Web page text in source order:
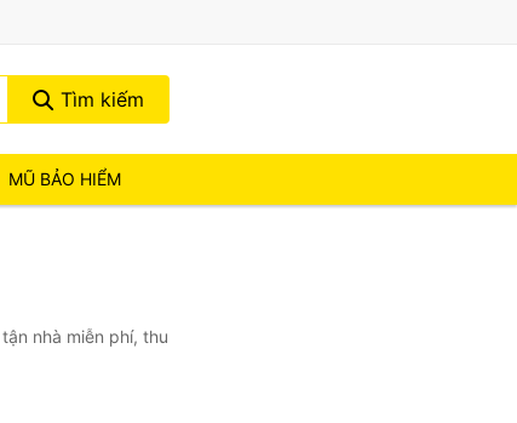
Tìm kiếm
MŨ BẢO HIỂM
nhà miễn phí, thu